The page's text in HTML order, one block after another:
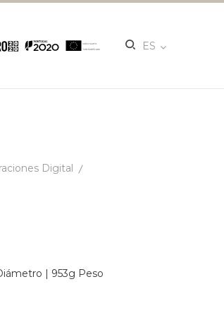
ES
Digital
| 953g Peso